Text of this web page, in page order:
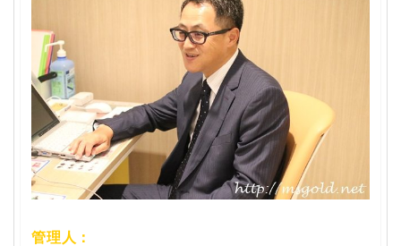
管理人：